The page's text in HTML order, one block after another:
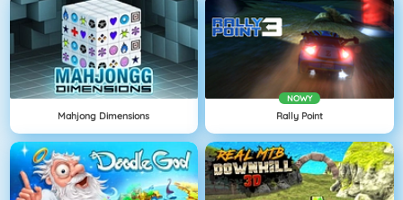
Mahjong Dimensions
NOWY
Rally Point